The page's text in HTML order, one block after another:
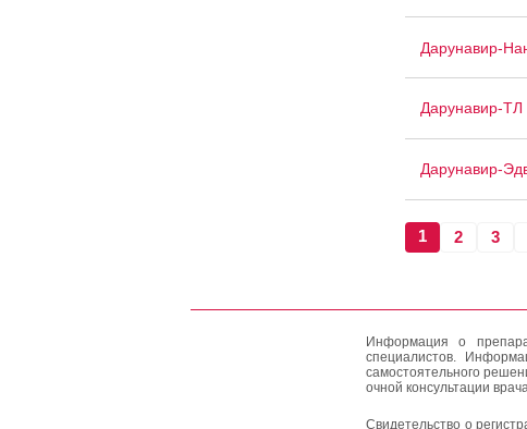
Дарунавир-
Дарунавир-ТЛ
Дарунавир-
1 2 3
Информация о
специалистов.
самостоятельного
очной консультации
Свидетельство о